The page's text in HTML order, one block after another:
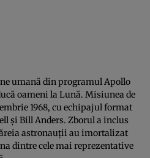
umană din programul Apollo
oameni la Lună. Misiunea de
1968, cu echipajul format
şi Bill Anders. Zborul a inclus
astronauţii au imortalizat
dintre cele mai reprezentative